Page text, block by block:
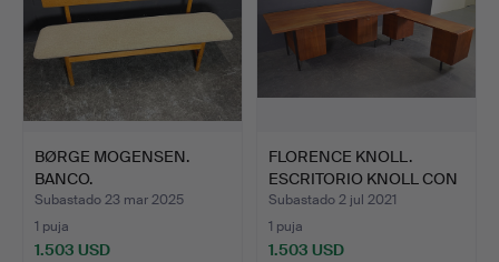
BØRGE MOGENSEN.
BANCO.
Subastado 23 mar 2025
1 puja
1.503 USD
FLORENCE KNOLL.
ESCRITORIO KNOLL CON
APARA…
Subastado 2 jul 2021
1 puja
1.503 USD